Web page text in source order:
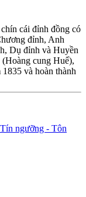
cái đỉnh đồng có
đỉnh, Anh
Dụ đỉnh và Huyền
cung Huế),
và hoàn thành
Tín ngưỡng - Tôn